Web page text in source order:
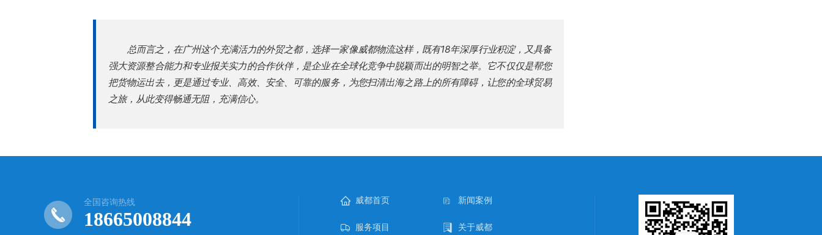
总而言之，在广州这个充满活力的外贸之都，选择一家像威都物流这样，既有18年深厚行业积淀，又具备
强大资源整合能力和专业报关实力的合作伙伴，是企业在全球化竞争中脱颖而出的明智之举。它不仅仅是帮您
把货物运出去，更是通过专业、高效、安全、可靠的服务，为您扫清出海之路上的所有障碍，让您的全球贸易
之旅，从此变得畅通无阻，充满信心。
全国咨询热线
18665008844
威都首页 新闻案例
服务项目 关于威都